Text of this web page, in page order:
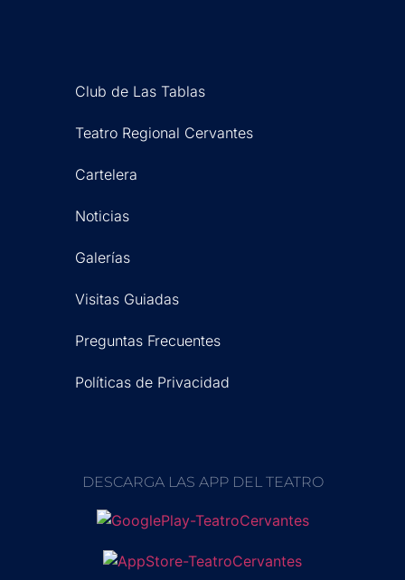
Club de Las Tablas
Teatro Regional Cervantes
Cartelera
Noticias
Galerías
Visitas Guiadas
Preguntas Frecuentes
Políticas de Privacidad
DESCARGA LAS APP DEL TEATRO